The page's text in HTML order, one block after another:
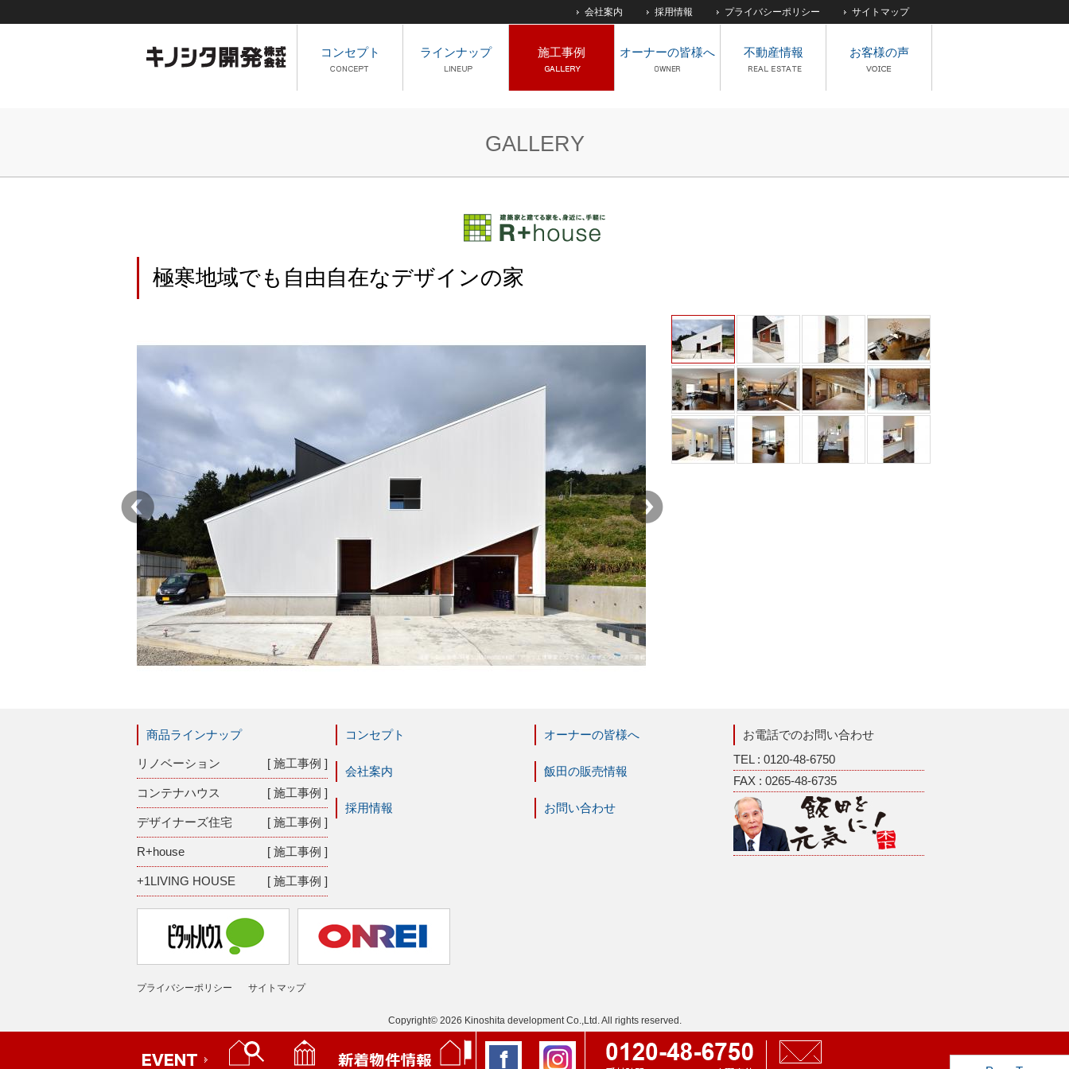
会社案内 採用情報 プライバシーポリシー サイトマップ
コンセプト ラインナップ 施工事例 オーナーの皆様へ 不動産情報 お客様の声
GALLERY
極寒地域でも自由自在なデザインの家
商品ラインナップ
リノベーション [ 施工事例 ]
コンテナハウス [ 施工事例 ]
デザイナーズ住宅 [ 施工事例 ]
R+house [ 施工事例 ]
+1LIVING HOUSE [ 施工事例 ]
コンセプト
会社案内
採用情報
オーナーの皆様へ
飯田の販売情報
お問い合わせ
お電話でのお問い合わせ
TEL : 0120-48-6750
FAX : 0265-48-6735
プライバシーポリシー サイトマップ
Copyright© 2026 Kinoshita development Co.,Ltd. All rights reserved.